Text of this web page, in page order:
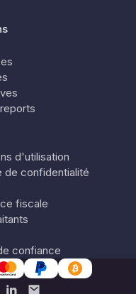
d'utilisation
de confidentialité
fiscale
confiance